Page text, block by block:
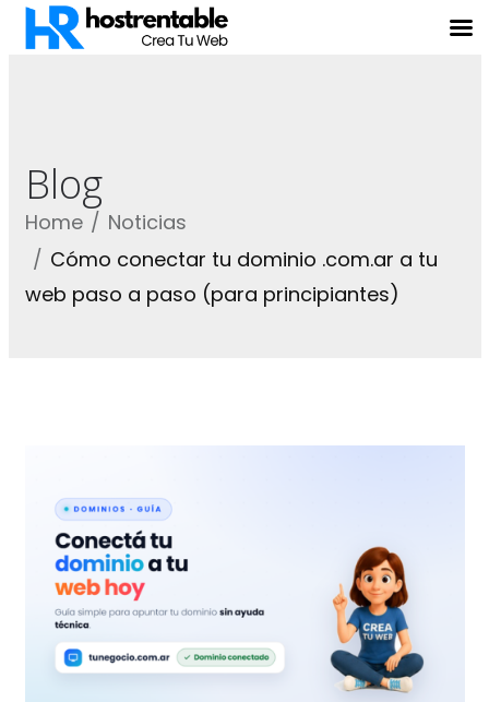
Blog
Home
Noticias
Cómo conectar tu dominio .com.ar a tu
web paso a paso (para principiantes)